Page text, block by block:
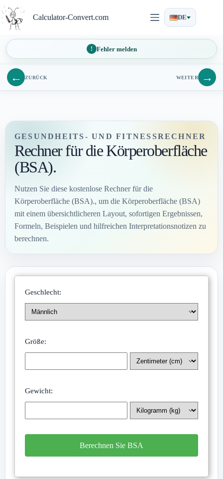
Inhalt
springen
Calculator-Convert.com DE
Fehler melden
← ZURÜCK WEITER →
GESUNDHEITS- UND FITNESSRECHNER
Rechner für die Körperoberfläche
(BSA).
Nutzen Sie diese kostenlose Rechner für die
Körperoberfläche (BSA)., um die Körperoberfläche (BSA)
mit einem übersichtlicheren Layout, sofortigen Ergebnissen,
Formeln, Beispielen und hilfreichen Interpretationsnotizen zu
berechnen.
Geschlecht:
Größe:
Gewicht:
Berechnen Sie BSA